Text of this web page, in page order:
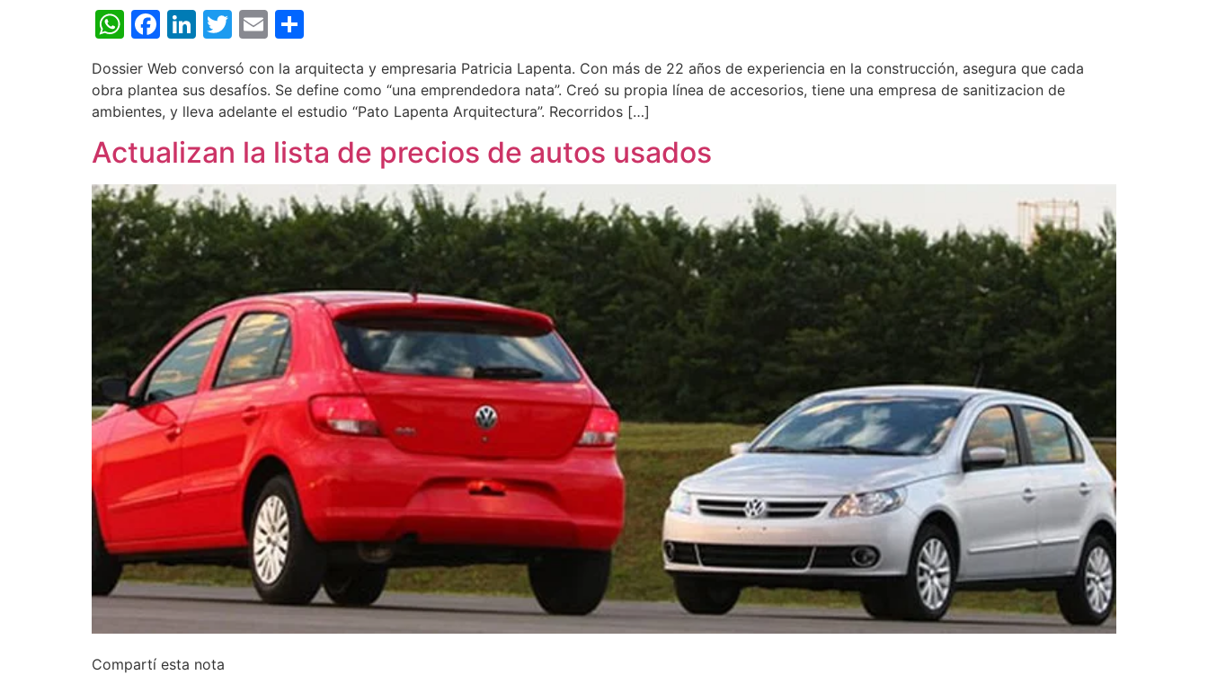
WhatsApp
Facebook
LinkedIn
Twitter
Email
Dossier Web conversó con la arquitecta y empresaria Patricia Lapenta. Con más de 22 años de experiencia en la construcción, asegura que cada
obra plantea sus desafíos. Se define como “una emprendedora nata”. Creó su propia línea de accesorios, tiene una empresa de sanitizacion de
ambientes, y lleva adelante el estudio “Pato Lapenta Arquitectura”. Recorridos […]
Actualizan la lista de precios de autos usados
Compartí esta nota